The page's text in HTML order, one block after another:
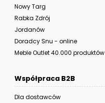
Nowy Targ
Rabka Zdrój
Jordanów
Doradcy Snu - online
Meble Outlet 40.000 produktów
Współpraca B2B
Dla dostawców